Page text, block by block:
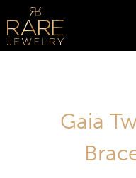
Gaia